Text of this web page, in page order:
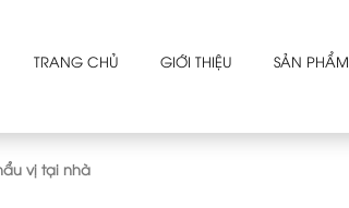
TRANG CHỦ GIỚI THIỆU SẢN PHẨM
vị tại nhà